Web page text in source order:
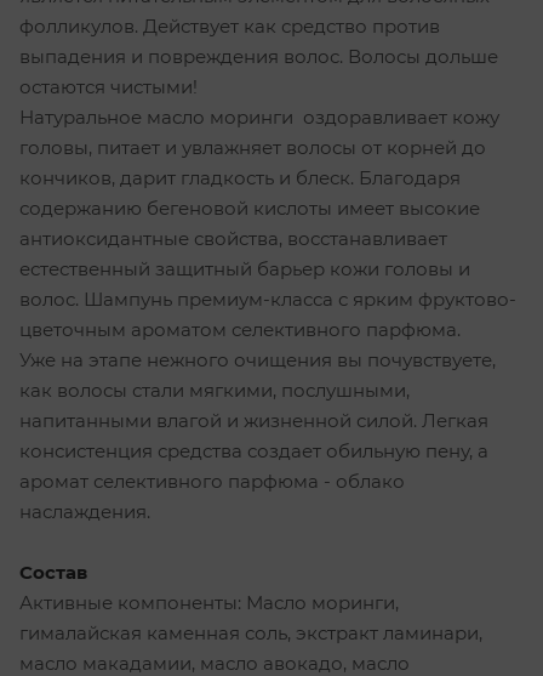
фолликулов. Действует как средство против
выпадения и повреждения волос. Волосы дольше
остаются чистыми!
Натуральное масло моринги оздоравливает кожу
головы, питает и увлажняет волосы от корней до
кончиков, дарит гладкость и блеск. Благодаря
содержанию бегеновой кислоты имеет высокие
антиоксидантные свойства, восстанавливает
естественный защитный барьер кожи головы и
волос. Шампунь премиум-класса с ярким фруктово-
цветочным ароматом селективного парфюма.
Уже на этапе нежного очищения вы почувствуете,
как волосы стали мягкими, послушными,
напитанными влагой и жизненной силой. Легкая
консистенция средства создает обильную пену, а
аромат селективного парфюма - облако
наслаждения.
Состав
Активные компоненты: Масло моринги,
гималайская каменная соль, экстракт ламинари,
масло макадамии, масло авокадо, масло